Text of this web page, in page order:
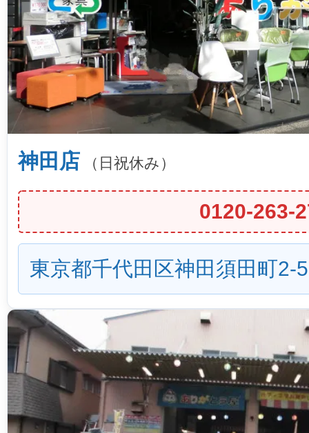
神田店 （日祝休み）
0120-263-
東京都千代田区神田須田町2-